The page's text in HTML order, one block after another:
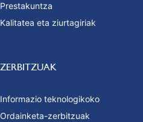
Prestakuntza
Kalitatea eta ziurtagiriak
ZERBITZUAK
Informazio teknologikoko
Ordainketa-zerbitzuak